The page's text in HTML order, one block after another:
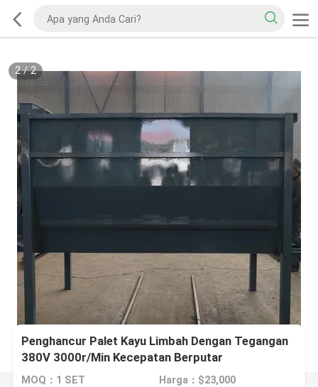
2/2
Penghancur Palet Kayu Limbah Dengan Tegangan
380V 3000r/Min Kecepatan Berputar
MOQ：1 SET Harga：$23,000